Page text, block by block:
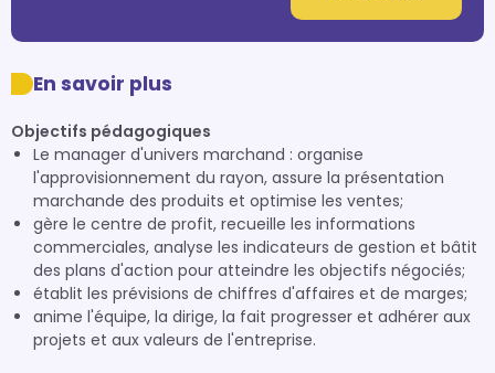
En savoir plus
Objectifs pédagogiques
Le manager d'univers marchand : organise
l'approvisionnement du rayon, assure la présentation
marchande des produits et optimise les ventes;
gère le centre de profit, recueille les informations
commerciales, analyse les indicateurs de gestion et bâtit
des plans d'action pour atteindre les objectifs négociés;
établit les prévisions de chiffres d'affaires et de marges;
anime l'équipe, la dirige, la fait progresser et adhérer aux
projets et aux valeurs de l'entreprise.